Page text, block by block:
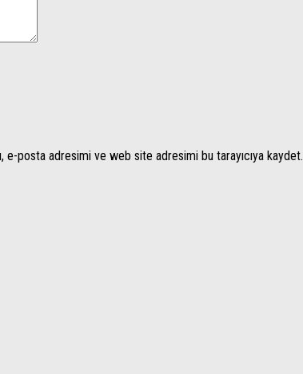
e-posta adresimi ve web site adresimi bu tarayıcıya kaydet.